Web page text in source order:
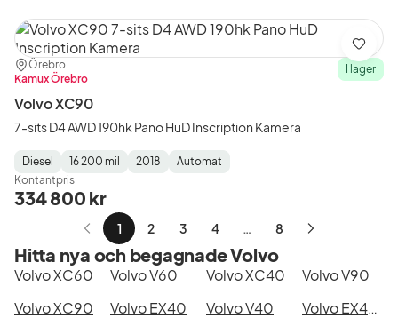
Plats:
Örebro
Återförsäljare:
Kamux Örebro
I lager
Volvo XC90
7-sits D4 AWD 190hk Pano HuD Inscription Kamera
Fuel
Type:
Diesel
Mätarställning:
16 200 mil
Model
Year:
2018
Gearbox
Type:
Automat
Kontantpris
334 800 kr
Spara
1 2 3 4 … 8
Nästa
Hitta nya och begagnade Volvo
Volvo XC60 Volvo V60 Volvo XC40
Volvo V90
Volvo XC90
Volvo EX40 Volvo V40
Volvo EX40 Single Motor Extended Range